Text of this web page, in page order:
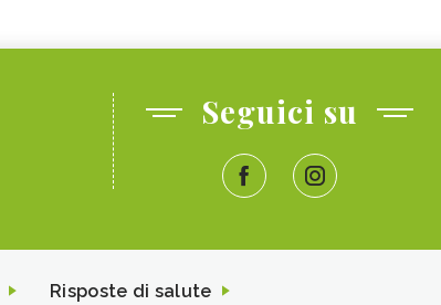
Seguici su
Risposte di salute